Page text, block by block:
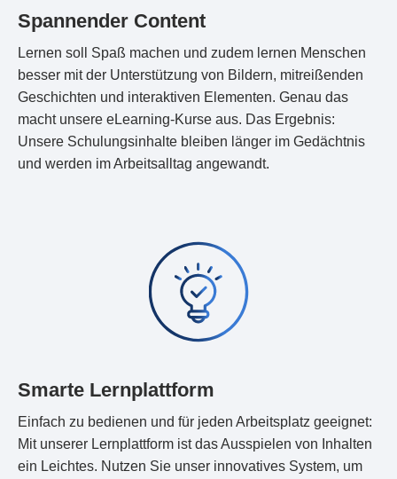
Spannender Content
Lernen soll Spaß machen und zudem lernen Menschen
besser mit der Unterstützung von Bildern, mitreißenden
Geschichten und interaktiven Elementen. Genau das
macht unsere eLearning-Kurse aus. Das Ergebnis:
Unsere Schulungsinhalte bleiben länger im Gedächtnis
und werden im Arbeitsalltag angewandt.
Smarte Lernplattform
Einfach zu bedienen und für jeden Arbeitsplatz geeignet:
Mit unserer Lernplattform ist das Ausspielen von Inhalten
ein Leichtes. Nutzen Sie unser innovatives System, um